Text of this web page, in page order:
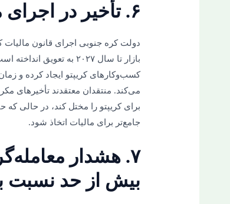
۶. تأخیر در اجرای مالیات کریپتو در کره جنوبی
دولت کره جنوبی اجرای قانون
بازار تا سال ۲۰۲۷ به
کسب‌وکارهای کریپتو ایجاد کرده و
می‌کند. منتقدان معتقدند تأخیرهای
برای کریپتو را مختل کند، در حالی که
جامع‌تر برای مالیات اتخاذ شود.
۷. هشدار
بیش از حد نسبت